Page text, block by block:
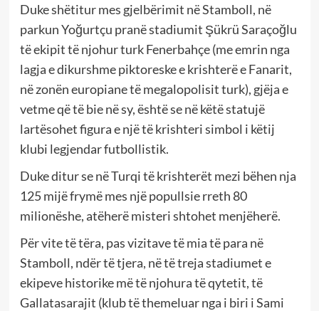
Duke shëtitur mes gjelbërimit në Stamboll, në
parkun Yoğurtçu pranë stadiumit ŞükrüSaraçoğlu
të ekipit të njohur turk Fenerbahçe (me emrin nga
lagja e dikurshme piktoreske e krishterë e Fanarit,
në zonën europiane të megalopolisit turk), gjëja e
vetme që të bie në sy, është se në këtë statujë
lartësohet figura e një të krishteri simbol i këtij
klubi legjendar futbollistik.
Duke ditur se në Turqi të krishterët mezi bëhen nja
125 mijë frymë mes një popullsie rreth 80
milionëshe, atëherë misteri shtohet menjëherë.
Për vite të tëra, pas vizitave të mia të para në
Stamboll, ndër të tjera, në të treja stadiumet e
ekipeve historike më të njohura të qytetit, të
Gallatasarajit (klub të themeluar nga i biri i Sami